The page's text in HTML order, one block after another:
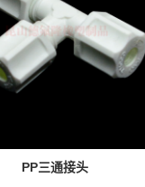
PP三通接头